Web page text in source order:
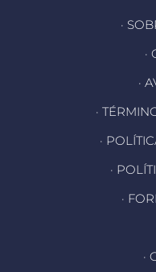
·
·
·
·
·
·
·
·